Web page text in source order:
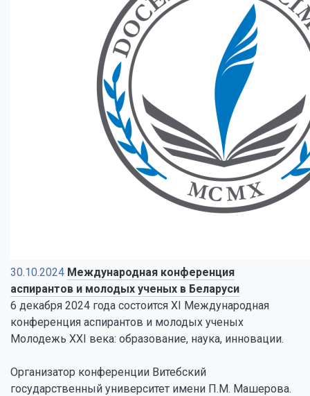
30.10.2024 Международная конференция
аспирантов и молодых ученых в Беларуси
6 декабря 2024 года состоится XI Международная
конференция аспирантов и молодых ученых
Молодежь XXI века: образование, наука, инновации.
Организатор конференции Витебский
государственный университет имени П.М. Машерова.